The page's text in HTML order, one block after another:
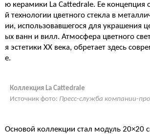
ю керамики La Cattedrale. Ее концепция
й технологии цветного стекла в
ии, использовавшегося для украшения
ых ванн и вилл. Атмосфера цветного
я эстетики XX века, обретает здесь
е.
Коллекция La Cattedrale
Источник фото: Пресс-служба компании-
Основой коллекции стал модуль 20×20